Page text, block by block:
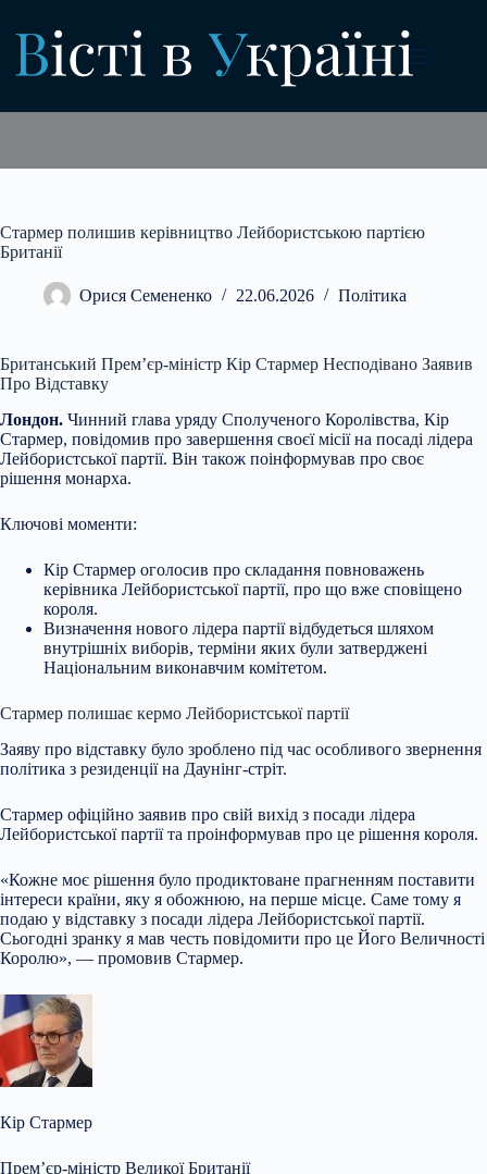
вмісту
Стармер полишив керівництво Лейбористською партією
Британії
Орися Семененко 22.06.2026 Політика
Британський Прем’єр-міністр Кір Стармер Несподівано Заявив
Про Відставку
Лондон. Чинний глава уряду Сполученого Королівства, Кір
Стармер, повідомив про завершення своєї місії на посаді лідера
Лейбористської партії. Він також поінформував про своє
рішення монарха.
Ключові моменти:
Кір Стармер оголосив про складання повноважень
керівника Лейбористської партії, про що вже сповіщено
короля.
Визначення нового лідера партії відбудеться шляхом
внутрішніх виборів, терміни яких були затверджені
Національним виконавчим комітетом.
Стармер полишає кермо Лейбористської партії
Заяву про відставку було зроблено під час особливого звернення
політика з резиденції на Даунінг-стріт.
Стармер офіційно заявив про свій вихід з посади лідера
Лейбористської партії та проінформував про це рішення короля.
«Кожне моє рішення було продиктоване прагненням поставити
інтереси країни, яку я обожнюю, на перше місце. Саме тому я
подаю у відставку з посади лідера Лейбористської партії.
Сьогодні зранку я мав честь повідомити про це Його Величності
Королю», — промовив Стармер.
Кір Стармер
Прем’єр-міністр Великої Британії